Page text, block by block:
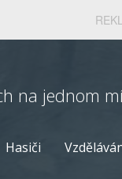
na jednom
Hasiči